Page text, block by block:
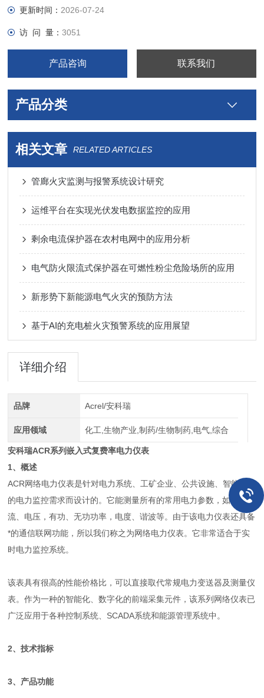
更新时间： 2026-07-24
访 问 量：3051
产品咨询 联系我们
产品分类
相关文章 RELATED ARTICLES
管廊火灾监测与报警系统设计研究
运维平台在实现光伏发电数据监控的应用
剩余电流保护器在农村电网中的应用分析
电气防火限流式保护器在可燃性粉尘危险场所的应用
新形势下新能源电气火灾的预防方法
基于AI的充电桩火灾预警系统的应用展望
详细介绍
品牌 Acrel/安科瑞
应用领域 化工,生物产业,制药/生物制药,电气,综合
安科瑞ACR系列嵌入式复费率电力仪表
1、概述
ACR网络电力仪表是针对电力系统、工矿企业、公共设施、智能大厦
的电力监控需求而设计的。它能测量所有的常用电力参数，如三相电
流、电压，有功、无功功率，电度、谐波等。由于该电力仪表还具备
*的通信联网功能，所以我们称之为网络电力仪表。它非常适合于实
时电力监控系统。
该表具有很高的性能价格比，可以直接取代常规电力变送器及测量仪
表。作为一种的智能化、数字化的前端采集元件，该系列网络仪表已
广泛应用于各种控制系统、SCADA系统和能源管理系统中。
2、技术指标
3、产品功能